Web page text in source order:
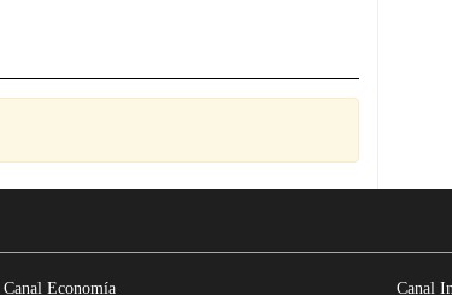
Canal Economía Canal